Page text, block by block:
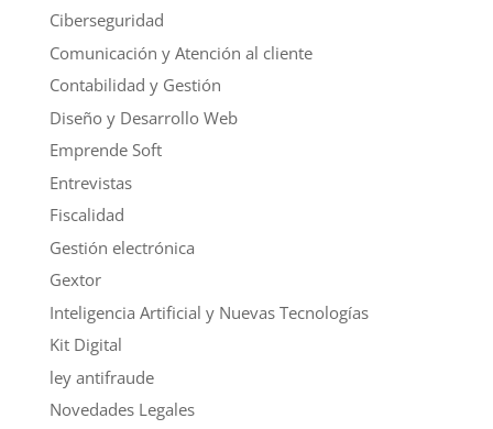
Ciberseguridad
Comunicación y Atención al cliente
Contabilidad y Gestión
Diseño y Desarrollo Web
Emprende Soft
Entrevistas
Fiscalidad
Gestión electrónica
Gextor
Inteligencia Artificial y Nuevas Tecnologías
Kit Digital
ley antifraude
Novedades Legales